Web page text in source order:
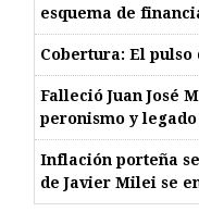
esquema de
Cobertura: El
Falleció Juan José
peronismo y
Inflación porteña
de Javier Milei se